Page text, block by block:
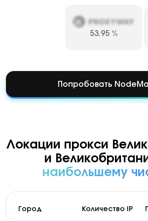
53.95 %
Попробовать
Локации прокси
и
наибольшему
Город Количество IP